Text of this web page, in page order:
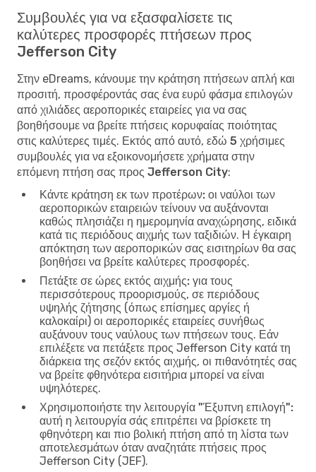
Συμβουλές για να εξασφαλίσετε τις
καλύτερες προσφορές πτήσεων προς
Jefferson City
Στην eDreams, κάνουμε την κράτηση πτήσεων απλή και
προσιτή, προσφέροντάς σας ένα ευρύ φάσμα επιλογών
από χιλιάδες αεροπορικές εταιρείες για να σας
βοηθήσουμε να βρείτε πτήσεις κορυφαίας ποιότητας
στις καλύτερες τιμές. Εκτός από αυτό, εδώ 5 χρήσιμες
συμβουλές για να εξοικονομήσετε χρήματα στην
επόμενη πτήση σας προς Jefferson City:
Κάντε κράτηση εκ των προτέρων: οι ναύλοι των
αεροπορικών εταιρειών τείνουν να αυξάνονται
καθώς πλησιάζει η ημερομηνία αναχώρησης, ειδικά
κατά τις περιόδους αιχμής των ταξιδιών. Η έγκαιρη
απόκτηση των αεροπορικών σας εισιτηρίων θα σας
βοηθήσει να βρείτε καλύτερες προσφορές.
Πετάξτε σε ώρες εκτός αιχμής: για τους
περισσότερους προορισμούς, σε περιόδους
υψηλής ζήτησης (όπως επίσημες αργίες ή
καλοκαίρι) οι αεροπορικές εταιρείες συνήθως
αυξάνουν τους ναύλους των πτήσεων τους. Εάν
επιλέξετε να πετάξετε προς Jefferson City κατά τη
διάρκεια της σεζόν εκτός αιχμής, οι πιθανότητές σας
να βρείτε φθηνότερα εισιτήρια μπορεί να είναι
υψηλότερες.
Χρησιμοποιήστε την λειτουργία "Έξυπνη επιλογή":
αυτή η λειτουργία σάς επιτρέπει να βρίσκετε τη
φθηνότερη και πιο βολική πτήση από τη λίστα των
αποτελεσμάτων όταν αναζητάτε πτήσεις προς
Jefferson City (JEF).